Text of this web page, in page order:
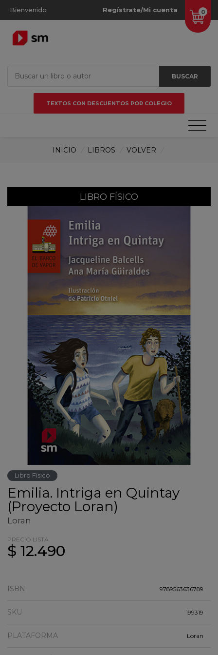
Bienvenido 0
Regístrate/Mi cuenta
BUSCAR
TEXTOS CON DESCUENTOS POR COLEGIO
INICIO LIBROS VOLVER
LIBRO FÍSICO
Libro Físico
Emilia. Intriga en Quintay
(Proyecto Loran)
Loran
PRECIO LISTA
$ 12.490
ISBN 9789563636789
SKU 199319
PLATAFORMA Loran